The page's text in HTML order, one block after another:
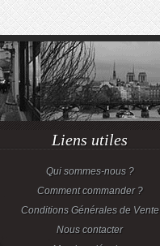
Liens utiles
Qui sommes-nous ?
Comment commander ?
Conditions Générales de Vente
Nous contacter